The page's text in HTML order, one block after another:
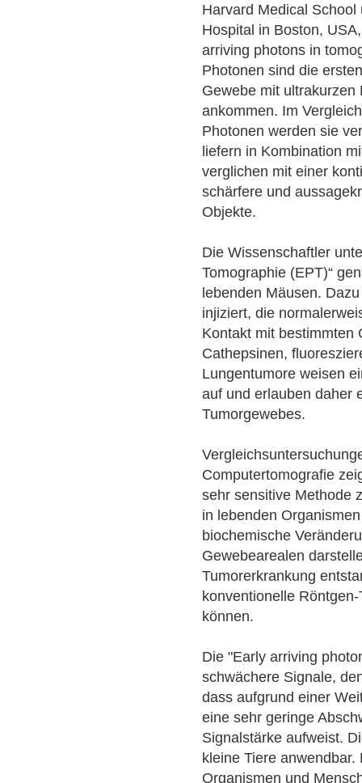
Harvard Medical
Hospital in Boston,
arriving photons in
Photonen sind die
Gewebe mit
ankommen. Im
Photonen werden sie
liefern in Kombination
verglichen mit einer
schärfere und
Objekte.
Die Wissenschaftler
Tomographie (EPT)“
lebenden Mäusen.
injiziert, die
Kontakt mit bestimmten
Cathepsinen,
Lungentumore weisen
auf und erlauben daher
Tumorgewebes.
Computertomografie
sehr sensitive Methode
in lebenden
biochemische
Gewebearealen
Tumorerkrankung
konventionelle
können.
Die "Early arriving
schwächere Signale,
dass aufgrund einer
eine sehr geringe
Signalstärke aufweist.
kleine Tiere
Organismen und